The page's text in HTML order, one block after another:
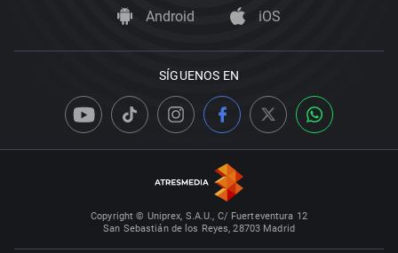
Android iOS
SÍGUENOS EN
Copyright © Uniprex, S.A.U., C/ Fuerteventura 12
San Sebastián de los Reyes, 28703 Madrid